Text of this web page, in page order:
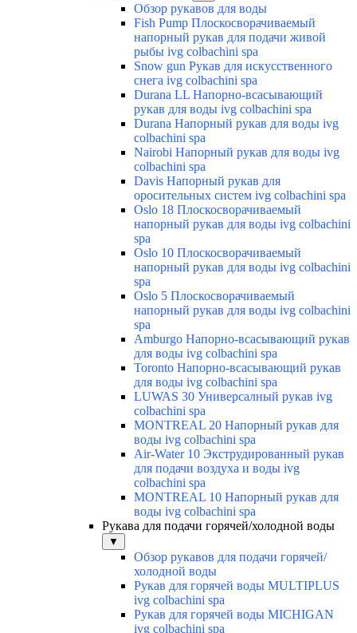
Обзор рукавов для воды
Fish Pump Плоскосворачиваемый
напорный рукав для подачи живой
рыбы ivg colbachini spa
Snow gun Рукав для искусственного
снега ivg colbachini spa
Durana LL Напорно-всасывающий
рукав для воды ivg colbachini spa
Durana Напорный рукав для воды ivg
colbachini spa
Nairobi Напорный рукав для воды ivg
colbachini spa
Davis Напорный рукав для
оросительных систем ivg colbachini spa
Oslo 18 Плоскосворачиваемый
напорный рукав для воды ivg colbachini
spa
Oslo 10 Плоскосворачиваемый
напорный рукав для воды ivg colbachini
spa
Oslo 5 Плоскосворачиваемый
напорный рукав для воды ivg colbachini
spa
Amburgo Напорно-всасывающий рукав
для воды ivg colbachini spa
Toronto Напорно-всасывающий рукав
для воды ivg colbachini spa
LUWAS 30 Универсалный рукав ivg
colbachini spa
MONTREAL 20 Напорный рукав для
воды ivg colbachini spa
Air-Water 10 Экструдированный рукав
для подачи воздуха и воды ivg
colbachini spa
MONTREAL 10 Напорный рукав для
воды ivg colbachini spa
Рукава для подачи горячей/холодной воды
▼
Обзор рукавов для подачи горячей/
холодной воды
Рукав для горячей воды MULTIPLUS
ivg colbachini spa
Рукав для горячей воды MICHIGAN
ivg colbachini spa